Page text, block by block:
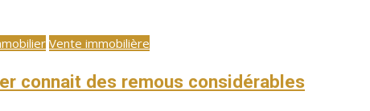
Vente immobilière
connait des remous considérables